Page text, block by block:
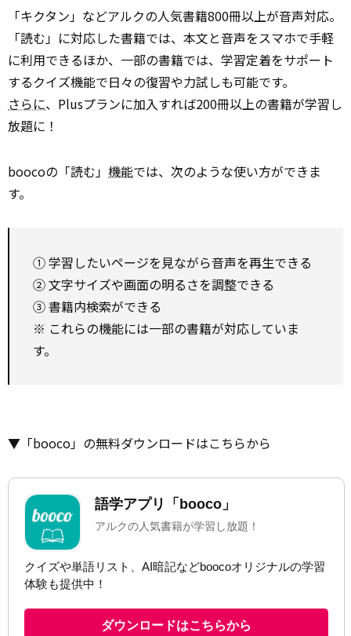
「キクタン」などアルクの人気書籍800冊以上が音声対応。
「読む」に対応した書籍では、本文と音声をスマホで手軽
に利用できるほか、一部の書籍では、学習定着をサポート
するクイズ機能で日々の復習や力試しも可能です。
さらに、Plusプランに加入すれば200冊以上の書籍が学習し
放題に！
boocoの「読む」 機能では、次のような使い方ができま
す。
① 学習したいページを見ながら音声を再生できる
② 文字サイズや画面の明るさを調整できる
③ 書籍内検索ができる
※ これらの機能には一部の書籍が対応していま
す。
▼「booco」の無料ダウンロードはこちらから